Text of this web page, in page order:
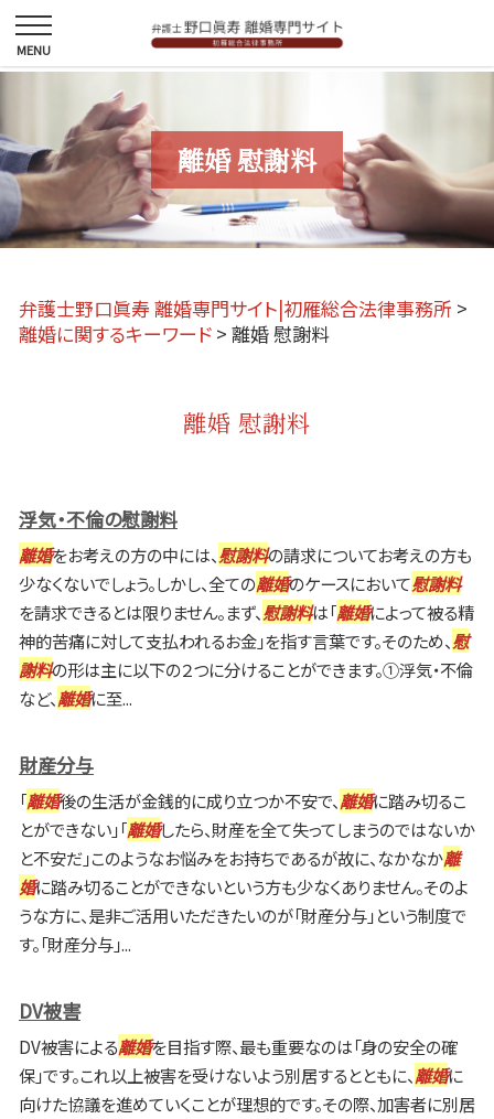
離婚 慰謝料
弁護士野口眞寿 離婚専門サイト|初雁総合法律事務所 >
離婚に関するキーワード > 離婚 慰謝料
離婚 慰謝料
浮気・不倫の慰謝料
離婚をお考えの方の中には、慰謝料の請求についてお考えの方も
少なくないでしょう。しかし、全ての離婚のケースにおいて慰謝料
を請求できるとは限りません。まず、慰謝料は「離婚によって被る精
神的苦痛に対して支払われるお金」を指す言葉です。そのため、慰
謝料の形は主に以下の２つに分けることができます。①浮気・不倫
など、離婚に至...
財産分与
「離婚後の生活が金銭的に成り立つか不安で、離婚に踏み切るこ
とができない」「離婚したら、財産を全て失ってしまうのではないか
と不安だ」このようなお悩みをお持ちであるが故に、なかなか離
婚に踏み切ることができないという方も少なくありません。そのよ
うな方に、是非ご活用いただきたいのが「財産分与」という制度で
す。「財産分与」...
DV被害
DV被害による離婚を目指す際、最も重要なのは「身の安全の確
保」です。これ以上被害を受けないよう別居するとともに、離婚に
向けた協議を進めていくことが理想的です。その際、加害者に別居